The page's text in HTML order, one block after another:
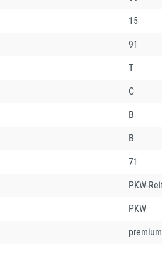
15
91
T
C
B
B
71
PKW-
PKW
premium